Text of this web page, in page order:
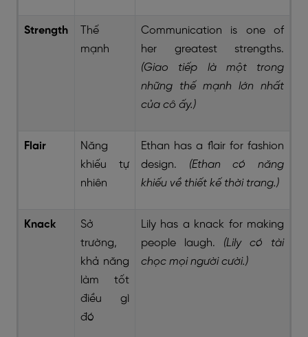
Strength
Thế
mạnh
Communication is one of
her greatest strengths.
(Giao tiếp là một trong
những thế mạnh lớn nhất
của cô ấy.)
Flair
Năng
khiếu tự
nhiên
Ethan has a flair for fashion
design. (Ethan có năng
khiếu về thiết kế thời trang.)
Knack
Sở
trường,
khả năng
làm tốt
điều gì
đó
Lily has a knack for making
people laugh. (Lily có tài
chọc mọi người cười.)